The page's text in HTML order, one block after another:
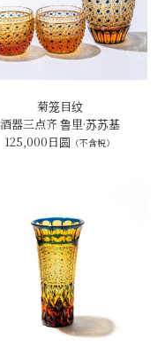
菊笼目纹
酒器三点齐 鲁里·苏苏基
125,000日圆 （不含税）